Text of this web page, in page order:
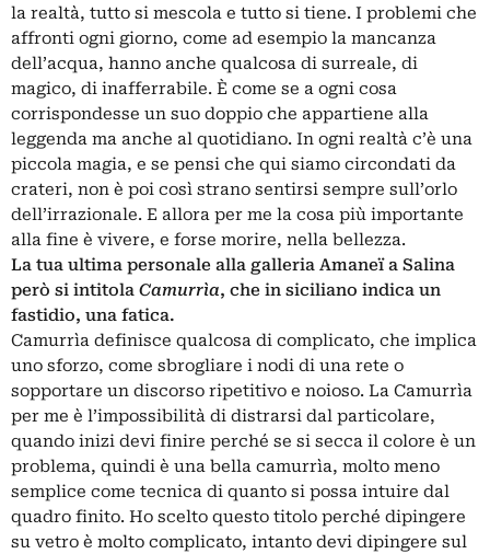
la realtà, tutto si mescola e tutto si tiene. I problemi che
affronti ogni giorno, come ad esempio la mancanza
dell’acqua, hanno anche qualcosa di surreale, di
magico, di inafferrabile. È come se a ogni cosa
corrispondesse un suo doppio che appartiene alla
leggenda ma anche al quotidiano. In ogni realtà c’è una
piccola magia, e se pensi che qui siamo circondati da
crateri, non è poi così strano sentirsi sempre sull’orlo
dell’irrazionale. E allora per me la cosa più importante
alla fine è vivere, e forse morire, nella bellezza.
La tua ultima personale alla galleria Amaneïa Salina
però si intitola Camurrìa, che in siciliano indica un
fastidio, una fatica.
Camurrìa definisce qualcosa di complicato, che implica
uno sforzo, come sbrogliare i nodi di una rete o
sopportare un discorso ripetitivo e noioso. La Camurrìa
per me è l’impossibilità di distrarsi dal particolare,
quando inizi devi finire perché se si secca il colore è un
problema, quindi è una bella camurrìa, molto meno
semplice come tecnica di quanto si possa intuire dal
quadro finito. Ho scelto questo titolo perché dipingere
su vetro è molto complicato, intanto devi dipingere sul